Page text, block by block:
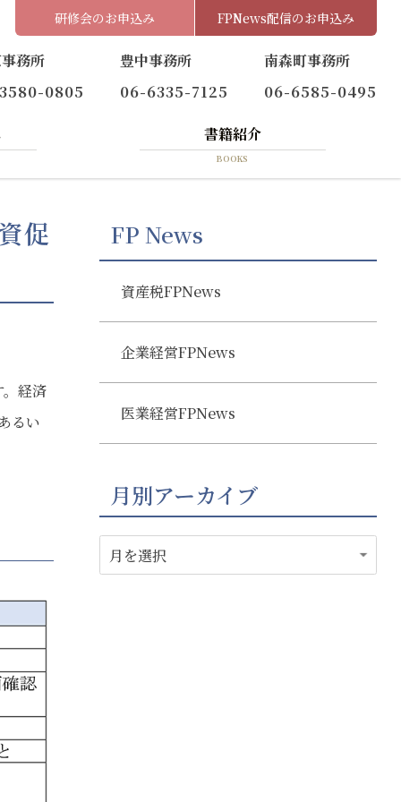
研修会のお申込み FPNews配信のお申込み
務所
0805
豊中事務所
06-6335-7125
南森町事務所
06-6585-0495
書籍紹介
BOOKS
促
経済
るい
FP News
資産税FPNews
企業経営FPNews
医業経営FPNews
月別アーカイブ